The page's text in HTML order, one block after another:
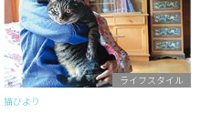
ライフスタイル
猫びより